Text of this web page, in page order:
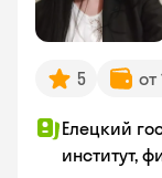
5 от
Елецкий
институт,